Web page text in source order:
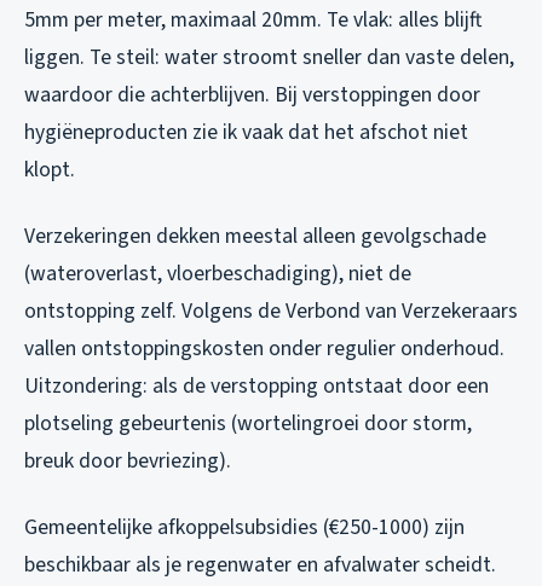
5mm per meter, maximaal 20mm. Te vlak: alles blijft
liggen. Te steil: water stroomt sneller dan vaste delen,
waardoor die achterblijven. Bij verstoppingen door
hygiëneproducten zie ik vaak dat het afschot niet
klopt.
Verzekeringen dekken meestal alleen gevolgschade
(wateroverlast, vloerbeschadiging), niet de
ontstopping zelf. Volgens de Verbond van Verzekeraars
vallen ontstoppingskosten onder regulier onderhoud.
Uitzondering: als de verstopping ontstaat door een
plotseling gebeurtenis (wortelingroei door storm,
breuk door bevriezing).
Gemeentelijke afkoppelsubsidies (€250-1000) zijn
beschikbaar als je regenwater en afvalwater scheidt.